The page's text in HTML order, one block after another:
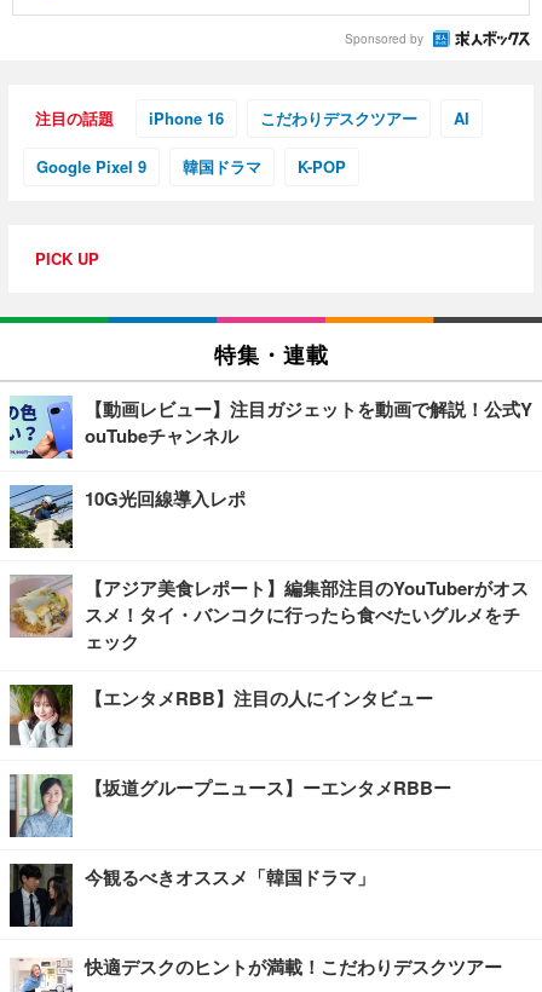
Sponsored by
注目の話題 iPhone 16 こだわりデスクツアー AI
Google Pixel 9 韓国ドラマ K-POP
PICK UP
特集・連載
【動画レビュー】注目ガジェットを動画で解説！公式Y
ouTubeチャンネル
10G光回線導入レポ
【アジア美食レポート】編集部注目のYouTuberがオス
スメ！タイ・バンコクに行ったら食べたいグルメをチ
ェック
【エンタメRBB】注目の人にインタビュー
【坂道グループニュース】ーエンタメRBBー
今観るべきオススメ「韓国ドラマ」
快適デスクのヒントが満載！こだわりデスクツアー